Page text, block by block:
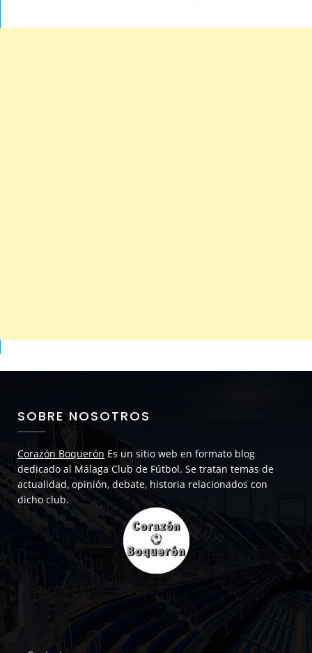
SOBRE NOSOTROS
Corazón Boquerón Es un sitio web en formato blog
dedicado al Málaga Club de Fútbol. Se tratan temas de
actualidad, opinión, debate, historia relacionados con
dicho club.